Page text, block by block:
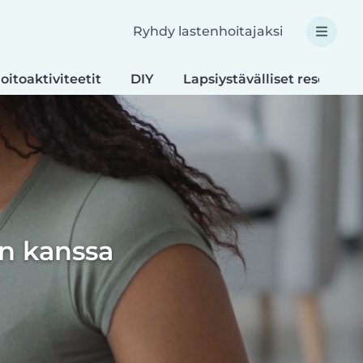
Ryhdy lastenhoitajaksi
DIY Lapsiystävälliset reseptit
kanssa